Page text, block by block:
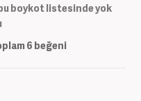
boykot listesinde yok
6 beğeni